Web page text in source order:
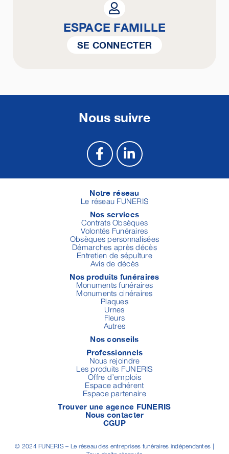
ESPACE FAMILLE
SE CONNECTER
Nous suivre
Notre réseau
Le réseau FUNERIS
Nos services
Contrats Obsèques
Volontés Funéraires
Obsèques personnalisées
Démarches après décès
Entretien de sépulture
Avis de décès
Nos produits funéraires
Monuments funéraires
Monuments cinéraires
Plaques
Urnes
Fleurs
Autres
Nos conseils
Professionnels
Nous rejoindre
Les produits FUNERIS
Offre d’emplois
Espace adhérent
Espace partenaire
Trouver une agence FUNERIS
Nous contacter
CGUP
© 2024 FUNERIS – Le réseau des entreprises funéraires indépendantes |